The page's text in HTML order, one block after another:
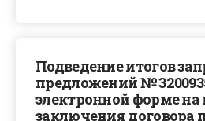
Подведение итогов
предложений №
электронной форме на
заключения договора